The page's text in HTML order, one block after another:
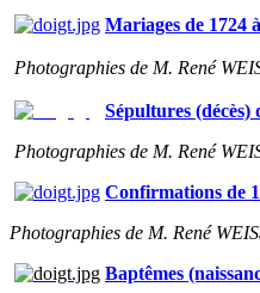
Mariages de 1724
Photographies de M. René
Sépultures (décès)
Photographies de M. René
Confirmations de
Photographies de M. René
Baptêmes